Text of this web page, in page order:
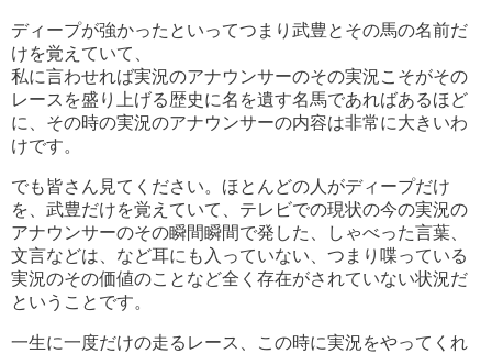
ディープが強かったといってつまり武豊とその馬の名前だ
けを覚えていて、
私に言わせれば実況のアナウンサーのその実況こそがその
レースを盛り上げる歴史に名を遺す名馬であればあるほど
に、その時の実況のアナウンサーの内容は非常に大きいわ
けです。
でも皆さん見てください。ほとんどの人がディープだけ
を、武豊だけを覚えていて、テレビでの現状の今の実況の
アナウンサーのその瞬間瞬間で発した、しゃべった言葉、
文言などは、など耳にも入っていない、つまり喋っている
実況のその価値のことなど全く存在がされていない状況だ
ということです。
一生に一度だけの走るレース、この時に実況をやってくれ